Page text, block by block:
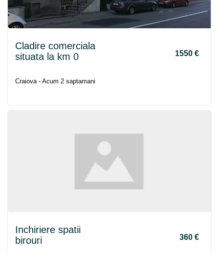
Cladire comerciala
situata la km 0
1550 €
Craiova - Acum 2 saptamani
Inchiriere spatii
birouri
360 €